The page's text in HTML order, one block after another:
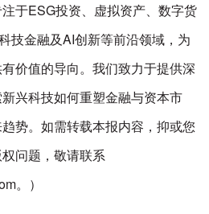
于ESG投资、虚拟资产、数字货
技金融及AI创新等前沿领域，为
价值的导向。我们致力于提供深
兴科技如何重塑金融与资本市
势。如需转载本报内容，抑或您
问题，敬请联系
。）